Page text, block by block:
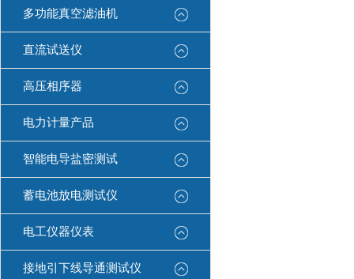
多功能真空滤油机
直流试送仪
高压相序器
电力计量产品
智能电导盐密测试
蓄电池放电测试仪
电工仪器仪表
接地引下线导通测试仪